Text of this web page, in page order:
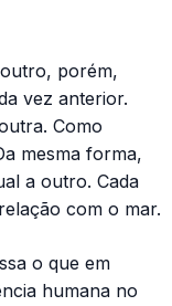
porém,
vez anterior.
Como
mesma forma,
a outro. Cada
com o mar.
o que em
humana no